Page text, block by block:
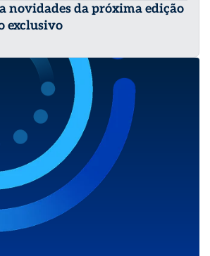
novidades da próxima edição
exclusivo